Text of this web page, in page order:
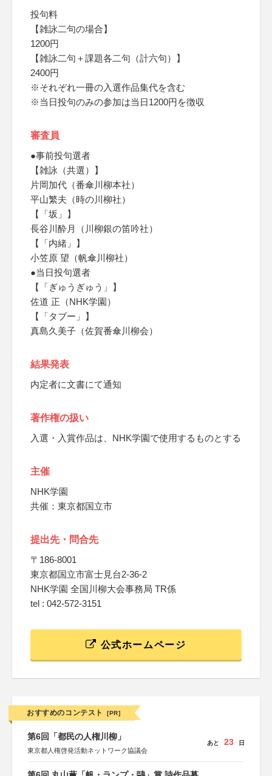
投句料
【雑詠二句の場合】
1200円
【雑詠二句＋課題各二句（計六句）】
2400円
※それぞれ一冊の入選作品集代を含む
※当日投句のみの参加は当日1200円を徴収
審査員
●事前投句選者
【雑詠（共選）】
片岡加代（番傘川柳本社）
平山繁夫（時の川柳社）
【「坂」】
長谷川酔月（川柳銀の笛吟社）
【「内緒」】
小笠原 望（帆傘川柳社）
●当日投句選者
【「ぎゅうぎゅう」】
佐道 正（NHK学園）
【「タブー」】
真島久美子（佐賀番傘川柳会）
結果発表
内定者に文書にて通知
著作権の扱い
入選・入賞作品は、NHK学園で使用するものとする
主催
NHK学園
共催：東京都国立市
提出先・問合先
〒186-8001
東京都国立市富士見台2-36-2
NHK学園 全国川柳大会事務局 TR係
tel : 042-572-3151
公式ホームページ
おすすめのコンテスト [PR]
第6回「都民の人権川柳」
東京都人権啓発活動ネットワーク協議会
あと 23 日